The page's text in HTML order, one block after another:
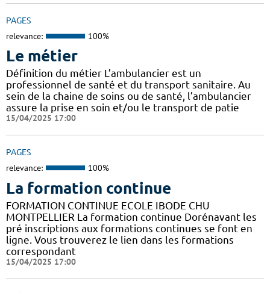
PAGES
relevance: 100%
Le métier
Définition du métier L’ambulancier est un
professionnel de santé et du transport sanitaire. Au
sein de la chaine de soins ou de santé, l’ambulancier
assure la prise en soin et/ou le transport de patie
15/04/2025 17:00
PAGES
relevance: 100%
La formation continue
FORMATION CONTINUE ECOLE IBODE CHU
MONTPELLIER La formation continue Dorénavant les
pré inscriptions aux formations continues se font en
ligne. Vous trouverez le lien dans les formations
correspondant
15/04/2025 17:00